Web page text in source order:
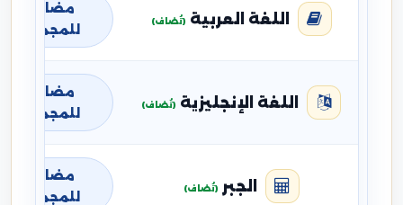
اللغة العربية (تُضاف)
مضافة
للمجموع
اللغة الإنجليزية (تُضاف)
مضافة
للمجموع
الجبر (تُضاف)
مضافة
للمجموع